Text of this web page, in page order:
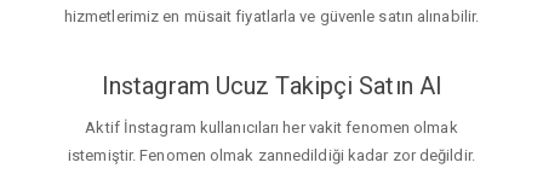
hizmetlerimiz en müsait fiyatlarla ve güvenle satın alınabilir.
Instagram Ucuz Takipçi Satın Al
Aktif İnstagram kullanıcıları her vakit fenomen olmak
istemiştir. Fenomen olmak zannedildiği kadar zor değildir.